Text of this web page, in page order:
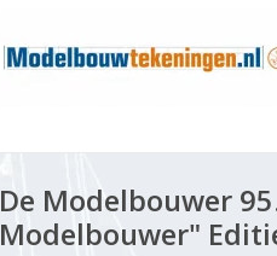
De Modelbouwer
Modelbouwer"